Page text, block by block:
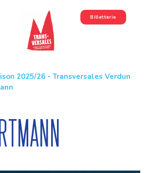
Billetterie
2025/26 - Transversales Verdun